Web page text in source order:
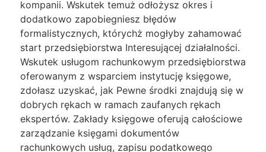
kompanii. Wskutek temuż odłożysz okres i
dodatkowo zapobiegniesz błędów
formalistycznych, którychż mogłyby zahamować
start przedsiębiorstwa Interesującej działalności.
Wskutek usługom rachunkowym przedsiębiorstwa
oferowanym z wsparciem instytucję księgowe,
zdołasz uzyskać, jak Pewne środki znajdują się w
dobrych rękach w ramach zaufanych rękach
ekspertów. Zakłady księgowe oferują całościowe
zarządzanie księgami dokumentów
rachunkowych usług, zapisu podatkowego